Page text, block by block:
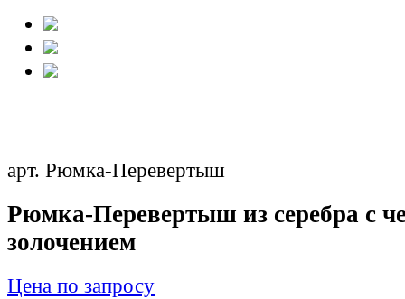
арт. Рюмка-Перевертыш
Рюмка-Перевертыш из серебра с
золочением
Цена по запросу